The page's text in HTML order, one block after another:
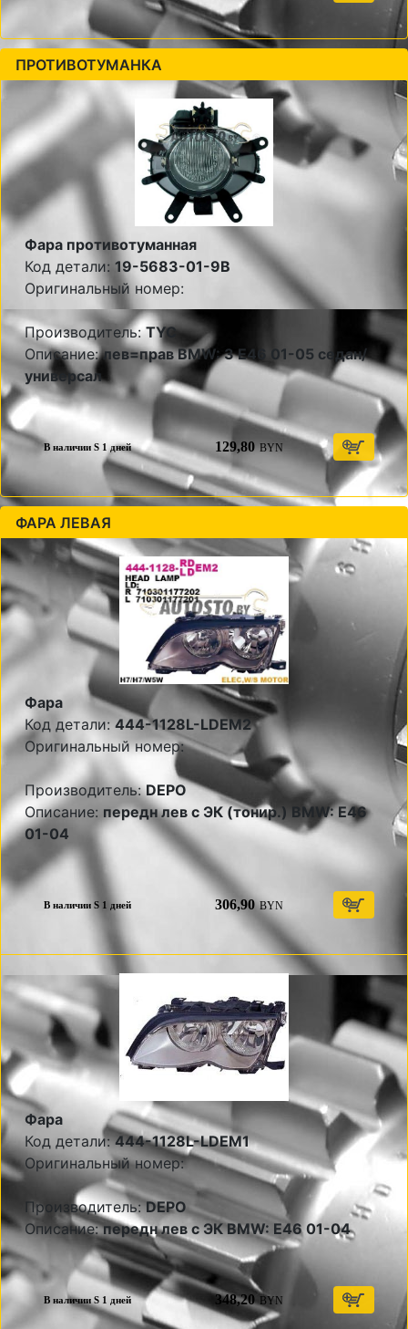
ПРОТИВОТУМАНКА
Фара противотуманная
Код детали: 19-5683-01-9B
Оригинальный номер:
Производитель:TYC
Описание:лев=прав BMW: 3 E46 01-05 седан/
универсал
В наличии S 1 дней 129,80 BYN
ФАРА ЛЕВАЯ
Фара
Код детали:444-1128L-LDEM2
Оригинальный номер:
Производитель:DEPO
Описание: передн лев с ЭК (тонир.) BMW: E46
01-04
В наличии S 1 дней 306,90 BYN
Фара
Код детали:444-1128L-LDEM1
Оригинальный номер:
Производитель:DEPO
Описание:передн лев с ЭК BMW: E46 01-04
В наличии S 1 дней 348,20 BYN